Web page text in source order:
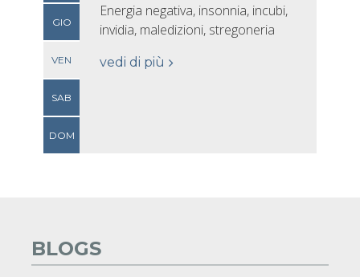
GIO
VEN
SAB
DOM
Energia negativa, insonnia, incubi,
invidia, maledizioni, stregoneria
vedi di più
BLOGS